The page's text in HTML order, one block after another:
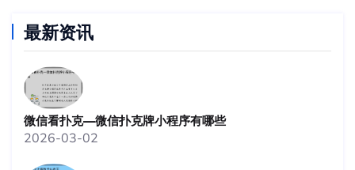
最新资讯
微信看扑克—微信扑克牌小程序有哪些
2026-03-02